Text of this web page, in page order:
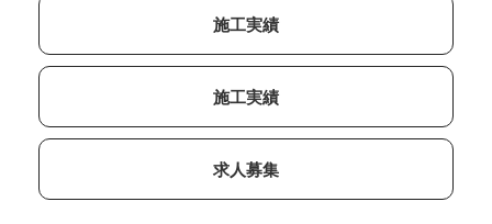
施工実績
施工実績
求人募集